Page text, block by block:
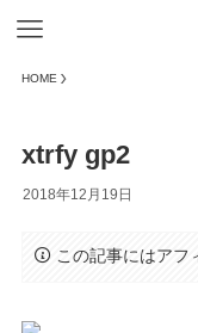
HOME
xtrfy gp2
2018年12月19日
この記事にはアフ